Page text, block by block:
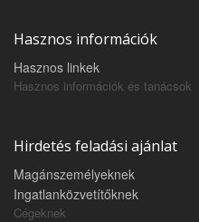
Hasznos információk
Hasznos linkek
Hasznos információk és tanácsok
Hirdetés feladási ajánlat
Magánszemélyeknek
Ingatlanközvetítőknek
Cégeknek